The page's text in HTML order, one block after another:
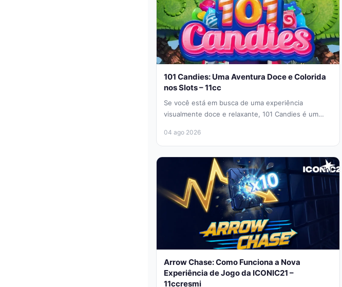
101 Candies: Uma Aventura Doce e Colorida
nos Slots – 11cc
Se você está em busca de uma experiência
visualmente doce e relaxante, 101 Candies é um
04 ago 2026
Arrow Chase: Como Funciona a Nova
Experiência de Jogo da ICONIC21 –
11ccresmi